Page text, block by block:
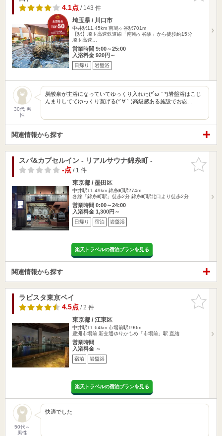
4.1点/ 143 件
埼玉県 / 川口市
中井駅11.45km 南鳩ヶ谷駅701m
【駅】埼玉高速鉄道線「南鳩ヶ谷駅」から徒歩約15分
埼玉高速…
営業時間 9:00～25:00
入浴料金 920円～
日帰り 岩盤浴
30代 男
性
炭酸泉が主浴になっていてゆっくり入れた(*´ω｀*)岩盤浴はこじ
んまりしててゆっくり寛げる(*´∀｀)高級感ある施設でお忍…
関連情報から探す
お気に入
りに追加
スパ&カプセルイン - リアルサウナ錦糸町 -
-点/ 1 件
東京都 / 墨田区
中井駅11.49km 錦糸町駅274m
各線「錦糸町駅」徒歩2分 錦糸町駅北口より徒歩2分
営業時間 0:00～24:00
入浴料金 1,300円～
日帰り 宿泊 岩盤浴
楽天トラベルの宿泊プランを見る
関連情報から探す
お気に入
りに追加
ラビスタ東京ベイ
4.5点/ 2 件
東京都 / 江東区
中井駅11.64km 市場前駅190m
豊洲市場前 新交通ゆりかもめ「市場前」駅 直結
営業時間
入浴料金 ～
宿泊 岩盤浴
楽天トラベルの宿泊プランを見る
50代～
男性
快適でした